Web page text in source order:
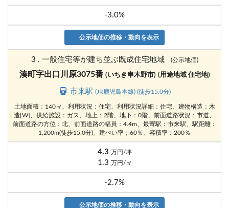
-3.0%
公示地価の推移・動向を表示
3 . 一般住宅等が建ち並ぶ既成住宅地域 (公示地価)
湊町字出口川原3075番 (いちき串木野市) (用途地域 住宅地)
市来駅(JR鹿児島本線) (徒歩15.0分)
土地面積：140㎡、利用状況：住宅、利用状況詳細：住宅、建物構造：木
造[W]、供給施設：ガス、地上：2階、地下：0階、前面道路状況：市道、
前面道路の方位：北、前面道路の幅員：4.4m、最寄駅：市来駅、駅距離：
1,200m(徒歩15.0分)、建ぺい率；60％、容積率：200％
4.3 万円/坪
1.3 万円/㎡
-2.7%
公示地価の推移・動向を表示